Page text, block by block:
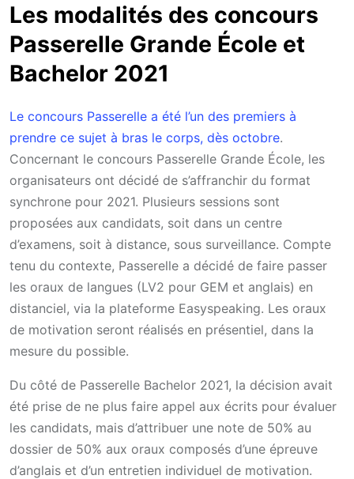
Les modalités des concours
Passerelle Grande École et
Bachelor 2021
Le concours Passerelle a été l’un des premiers à
prendre ce sujet à bras le corps, dès octobre.
Concernant le concours Passerelle Grande École, les
organisateurs ont décidé de s’affranchir du format
synchrone pour 2021. Plusieurs sessions sont
proposées aux candidats, soit dans un centre
d’examens, soit à distance, sous surveillance. Compte
tenu du contexte, Passerelle a décidé de faire passer
les oraux de langues (LV2 pour GEM et anglais) en
distanciel, via la plateforme Easyspeaking. Les oraux
de motivation seront réalisés en présentiel, dans la
mesure du possible.
Du côté de Passerelle Bachelor 2021, la décision avait
été prise de ne plus faire appel aux écrits pour évaluer
les candidats, mais d’attribuer une note de 50% au
dossier de 50% aux oraux composés d’une épreuve
d’anglais et d’un entretien individuel de motivation.